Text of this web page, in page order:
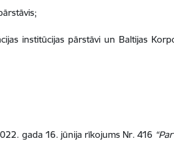
institūcijas pārstāvi un Baltijas
gada 16. jūnija rīkojums Nr. 416